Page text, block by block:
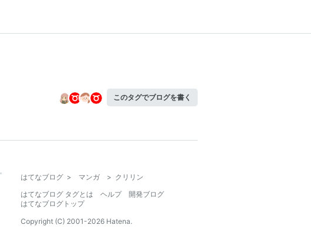
このタグでブログを書く
はてなブログ > マンガ > クリリン
はてなブログ タグとは
ヘルプ
開発ブログ
はてなブログトップ
Copyright (C) 2001-2026 Hatena.